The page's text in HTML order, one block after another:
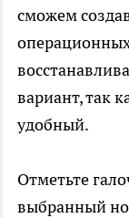
сможем
вариант, так
удобный.
Отметьте
выбранный